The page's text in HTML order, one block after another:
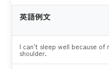
英語例文
I can’t sleep well because of
shoulder.